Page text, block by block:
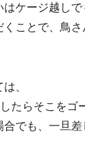
ケージ越し
くことで、鳥
、
たらそこをゴ
合でも、一旦